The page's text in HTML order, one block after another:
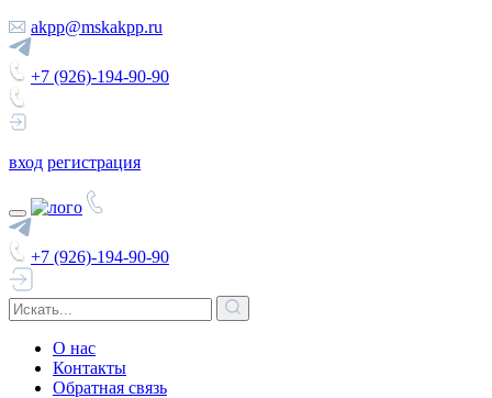
akpp@mskakpp.ru
+7 (926)-194-90-90
вход регистрация
+7 (926)-194-90-90
О нас
Контакты
Обратная связь